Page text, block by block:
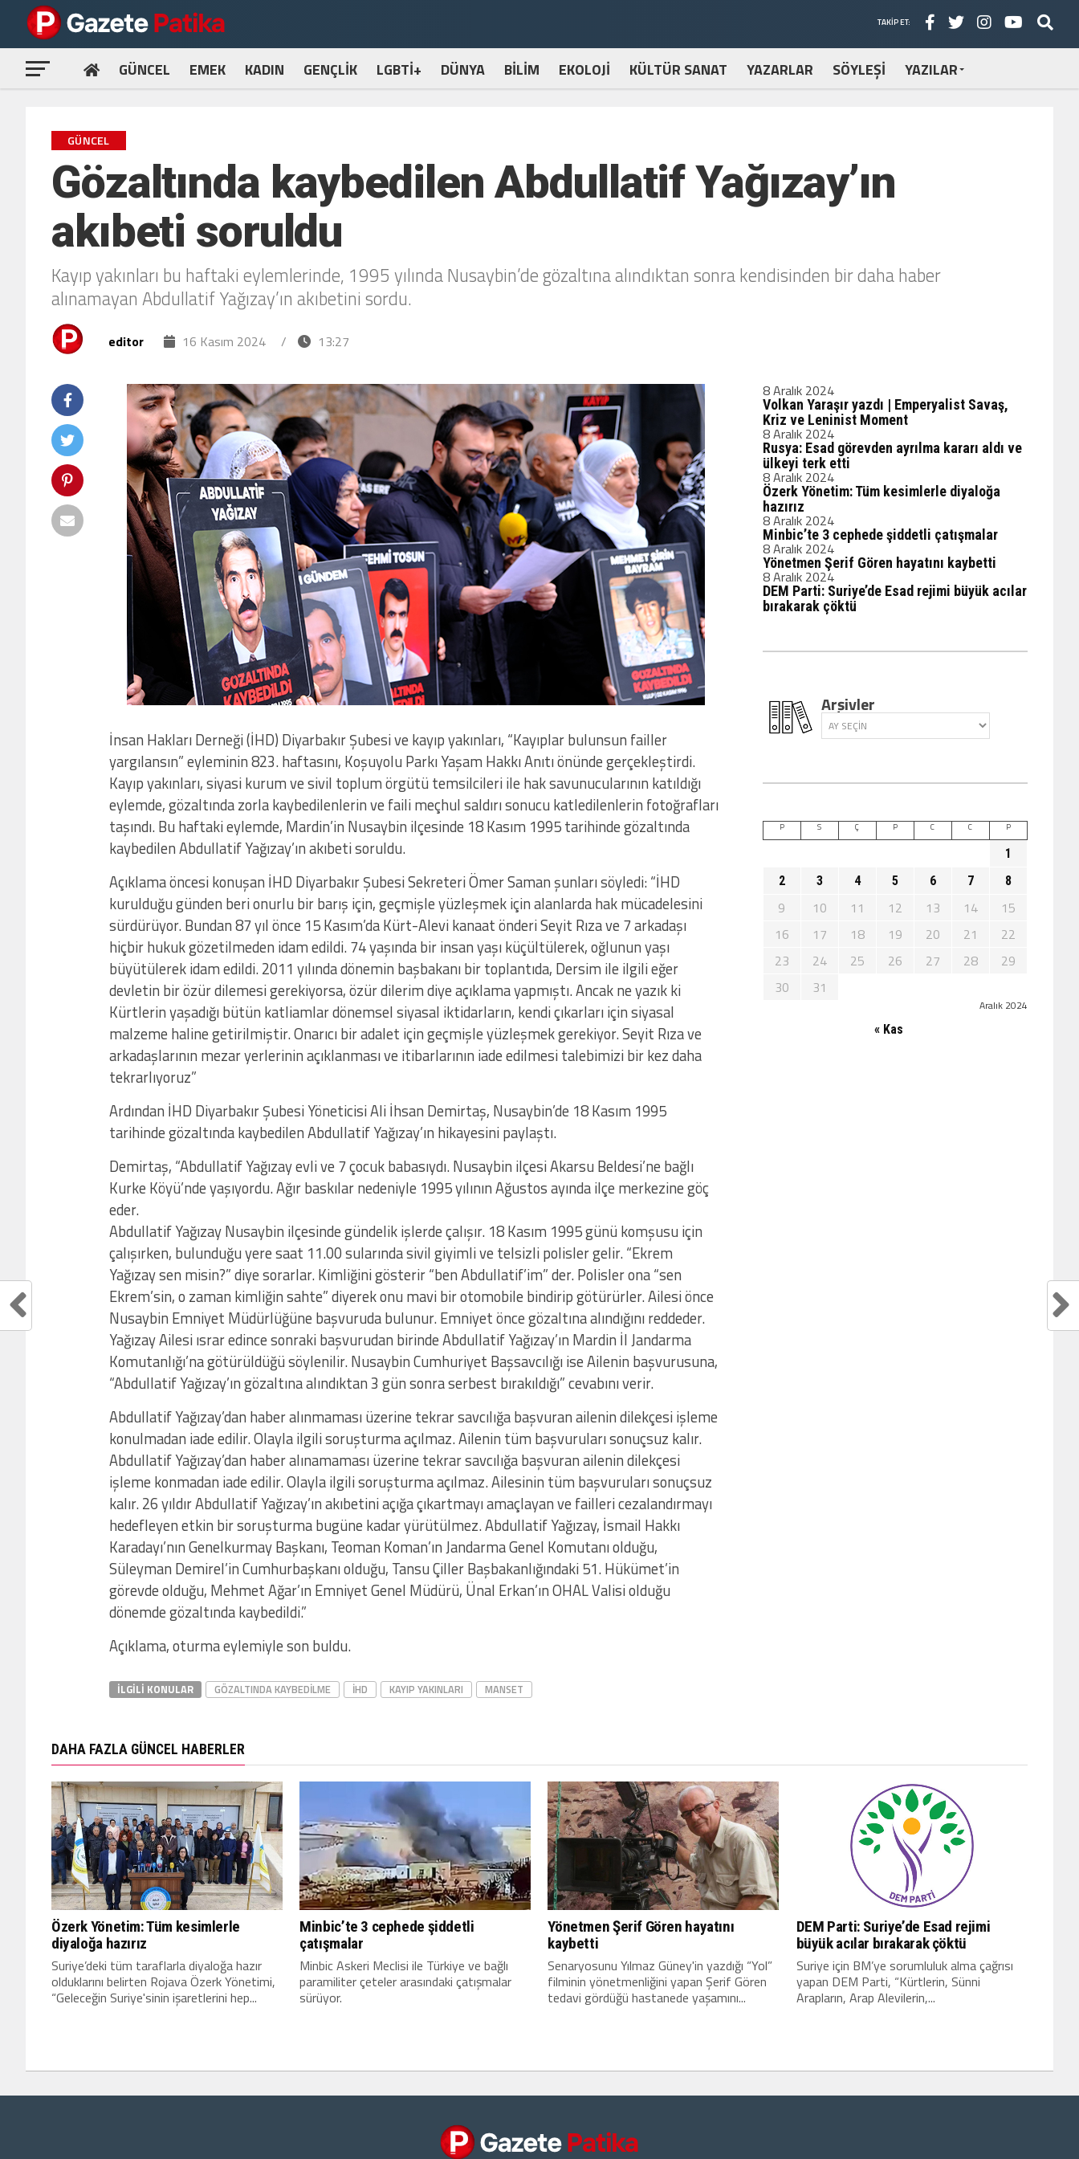
TAKIP ET:
GÜNCEL EMEK KADIN GENÇLİK LGBTİ+ DÜNYA BİLİM EKOLOJİ KÜLTÜR SANAT YAZARLAR SÖYLEŞİ YAZILAR
GÜNCEL
Gözaltında kaybedilen Abdullatif Yağızay’ın
akıbeti soruldu
Kayıp yakınları bu haftaki eylemlerinde, 1995 yılında Nusaybin’de gözaltına alındıktan sonra kendisinden bir daha haber
alınamayan Abdullatif Yağızay’ın akıbetini sordu.
editor 16 Kasım 2024 / 13:27
İnsan Hakları Derneği (İHD) Diyarbakır Şubesi ve kayıp yakınları, “Kayıplar bulunsun failler
yargılansın” eyleminin 823. haftasını, Koşuyolu Parkı Yaşam Hakkı Anıtı önünde gerçekleştirdi.
Kayıp yakınları, siyasi kurum ve sivil toplum örgütü temsilcileri ile hak savunucularının katıldığı
eylemde, gözaltında zorla kaybedilenlerin ve faili meçhul saldırı sonucu katledilenlerin fotoğrafları
taşındı. Bu haftaki eylemde, Mardin’in Nusaybin ilçesinde 18 Kasım 1995 tarihinde gözaltında
kaybedilen Abdullatif Yağızay’ın akıbeti soruldu.
Açıklama öncesi konuşan İHD Diyarbakır Şubesi Sekreteri Ömer Saman şunları söyledi: “İHD
kurulduğu günden beri onurlu bir barış için, geçmişle yüzleşmek için alanlarda hak mücadelesini
sürdürüyor. Bundan 87 yıl önce 15 Kasım’da Kürt-Alevi kanaat önderi Seyit Rıza ve 7 arkadaşı
hiçbir hukuk gözetilmeden idam edildi. 74 yaşında bir insan yaşı küçültülerek, oğlunun yaşı
büyütülerek idam edildi. 2011 yılında dönemin başbakanı bir toplantıda, Dersim ile ilgili eğer
devletin bir özür dilemesi gerekiyorsa, özür dilerim diye açıklama yapmıştı. Ancak ne yazık ki
Kürtlerin yaşadığı bütün katliamlar dönemsel siyasal iktidarların, kendi çıkarları için siyasal
malzeme haline getirilmiştir. Onarıcı bir adalet için geçmişle yüzleşmek gerekiyor. Seyit Rıza ve
arkadaşlarının mezar yerlerinin açıklanması ve itibarlarının iade edilmesi talebimizi bir kez daha
tekrarlıyoruz”
Ardından İHD Diyarbakır Şubesi Yöneticisi Ali İhsan Demirtaş, Nusaybin’de 18 Kasım 1995
tarihinde gözaltında kaybedilen Abdullatif Yağızay’ın hikayesini paylaştı.
Demirtaş, “Abdullatif Yağızay evli ve 7 çocuk babasıydı. Nusaybin ilçesi Akarsu Beldesi’ne bağlı
Kurke Köyü’nde yaşıyordu. Ağır baskılar nedeniyle 1995 yılının Ağustos ayında ilçe merkezine göç
eder.
Abdullatif Yağızay Nusaybin ilçesinde gündelik işlerde çalışır. 18 Kasım 1995 günü komşusu için
çalışırken, bulunduğu yere saat 11.00 sularında sivil giyimli ve telsizli polisler gelir. “Ekrem
Yağızay sen misin?” diye sorarlar. Kimliğini gösterir “ben Abdullatif’im” der. Polisler ona “sen
Ekrem’sin, o zaman kimliğin sahte” diyerek onu mavi bir otomobile bindirip götürürler. Ailesi önce
Nusaybin Emniyet Müdürlüğüne başvuruda bulunur. Emniyet önce gözaltına alındığını reddeder.
Yağızay Ailesi ısrar edince sonraki başvurudan birinde Abdullatif Yağızay’ın Mardin İl Jandarma
Komutanlığı’na götürüldüğü söylenilir. Nusaybin Cumhuriyet Başsavcılığı ise Ailenin başvurusuna,
“Abdullatif Yağızay’ın gözaltına alındıktan 3 gün sonra serbest bırakıldığı” cevabını verir.
Abdullatif Yağızay’dan haber alınmaması üzerine tekrar savcılığa başvuran ailenin dilekçesi işleme
konulmadan iade edilir. Olayla ilgili soruşturma açılmaz. Ailenin tüm başvuruları sonuçsuz kalır.
Abdullatif Yağızay’dan haber alınamaması üzerine tekrar savcılığa başvuran ailenin dilekçesi
işleme konmadan iade edilir. Olayla ilgili soruşturma açılmaz. Ailesinin tüm başvuruları sonuçsuz
kalır. 26 yıldır Abdullatif Yağızay’ın akıbetini açığa çıkartmayı amaçlayan ve failleri cezalandırmayı
hedefleyen etkin bir soruşturma bugüne kadar yürütülmez. Abdullatif Yağızay, İsmail Hakkı
Karadayı’nın Genelkurmay Başkanı, Teoman Koman’ın Jandarma Genel Komutanı olduğu,
Süleyman Demirel’in Cumhurbaşkanı olduğu, Tansu Çiller Başbakanlığındaki 51. Hükümet’in
görevde olduğu, Mehmet Ağar’ın Emniyet Genel Müdürü, Ünal Erkan’ın OHAL Valisi olduğu
dönemde gözaltında kaybedildi.”
Açıklama, oturma eylemiyle son buldu.
İLGILI KONULAR GÖZALTINDA KAYBEDILME IHD KAYIP YAKINLARI MANSET
8 Aralık 2024
Volkan Yaraşır yazdı | Emperyalist Savaş,
Kriz ve Leninist Moment
8 Aralık 2024
Rusya: Esad görevden ayrılma kararı aldı ve
ülkeyi terk etti
8 Aralık 2024
Özerk Yönetim: Tüm kesimlerle diyaloğa
hazırız
8 Aralık 2024
Minbic’te 3 cephede şiddetli çatışmalar
8 Aralık 2024
Yönetmen Şerif Gören hayatını kaybetti
8 Aralık 2024
DEM Parti: Suriye’de Esad rejimi büyük acılar
bırakarak çöktü
Arşivler
Aralık 2024
P S Ç P C C P
1
2
3 4 5 6 7 8
9 10 11 12 13 14
15
16
17 18 19 20 21
22
23
24 25 26 27 28
29
30
31
« Kas
DAHA FAZLA GÜNCEL HABERLER
Özerk Yönetim: Tüm kesimlerle
diyaloğa hazırız
Suriye’deki tüm taraflarla diyaloğa hazır
olduklarını belirten Rojava Özerk Yönetimi,
“Geleceğin Suriye'sinin işaretlerini hep...
Minbic’te 3 cephede şiddetli
çatışmalar
Minbic Askeri Meclisi ile Türkiye ve bağlı
paramiliter çeteler arasındaki çatışmalar
sürüyor.
Yönetmen Şerif Gören hayatını
kaybetti
Senaryosunu Yılmaz Güney'in yazdığı “Yol”
filminin yönetmenliğini yapan Şerif Gören
tedavi gördüğü hastanede yaşamını...
DEM Parti: Suriye’de Esad rejimi
büyük acılar bırakarak çöktü
Suriye için BM’ye sorumluluk alma çağrısı
yapan DEM Parti, “Kürtlerin, Sünni
Arapların, Arap Alevilerin,...